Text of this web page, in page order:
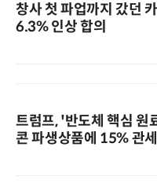
창사 첫 파업까지 갔던
6.3% 인상 합의
트럼프, '반도체 핵심 원
콘 파생상품에 15% 관세